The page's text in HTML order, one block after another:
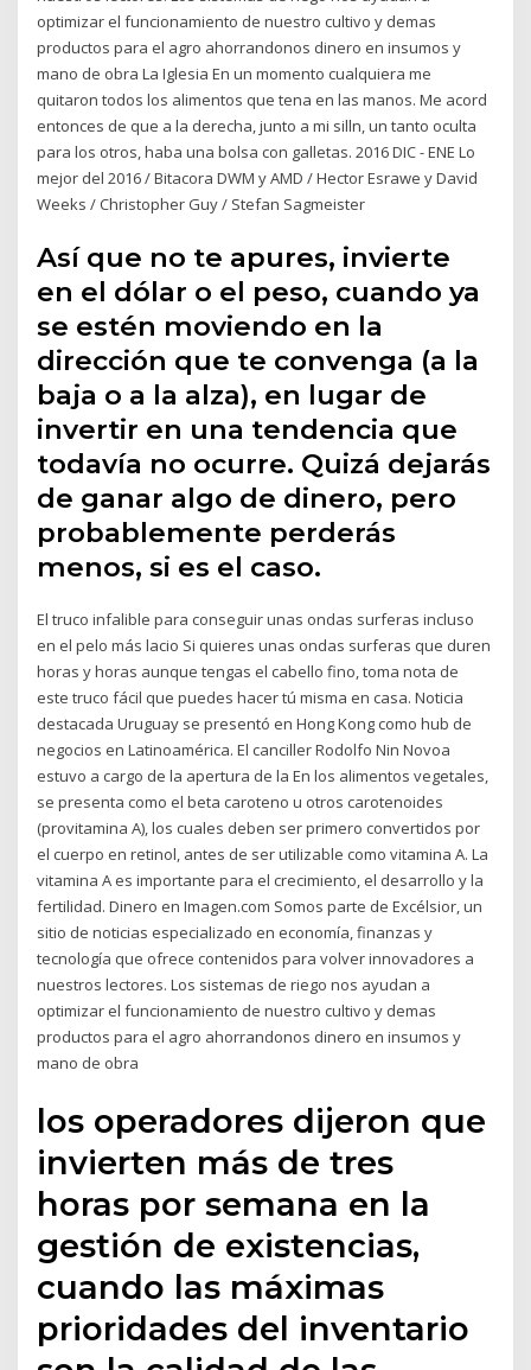
optimizar el funcionamiento de nuestro cultivo y demas
productos para el agro ahorrandonos dinero en insumos y
mano de obra La Iglesia En un momento cualquiera me
quitaron todos los alimentos que tena en las manos. Me acord
entonces de que a la derecha, junto a mi silln, un tanto oculta
para los otros, haba una bolsa con galletas. 2016 DIC - ENE Lo
mejor del 2016 / Bitacora DWM y AMD / Hector Esrawe y David
Weeks / Christopher Guy / Stefan Sagmeister
Así que no te apures, invierte
en el dólar o el peso, cuando ya
se estén moviendo en la
dirección que te convenga (a la
baja o a la alza), en lugar de
invertir en una tendencia que
todavía no ocurre. Quizá dejarás
de ganar algo de dinero, pero
probablemente perderás
menos, si es el caso.
El truco infalible para conseguir unas ondas surferas incluso
en el pelo más lacio Si quieres unas ondas surferas que duren
horas y horas aunque tengas el cabello fino, toma nota de
este truco fácil que puedes hacer tú misma en casa. Noticia
destacada Uruguay se presentó en Hong Kong como hub de
negocios en Latinoamérica. El canciller Rodolfo Nin Novoa
estuvo a cargo de la apertura de la En los alimentos vegetales,
se presenta como el beta caroteno u otros carotenoides
(provitamina A), los cuales deben ser primero convertidos por
el cuerpo en retinol, antes de ser utilizable como vitamina A. La
vitamina A es importante para el crecimiento, el desarrollo y la
fertilidad. Dinero en Imagen.com Somos parte de Excélsior, un
sitio de noticias especializado en economía, finanzas y
tecnología que ofrece contenidos para volver innovadores a
nuestros lectores. Los sistemas de riego nos ayudan a
optimizar el funcionamiento de nuestro cultivo y demas
productos para el agro ahorrandonos dinero en insumos y
mano de obra
los operadores dijeron que
invierten más de tres
horas por semana en la
gestión de existencias,
cuando las máximas
prioridades del inventario